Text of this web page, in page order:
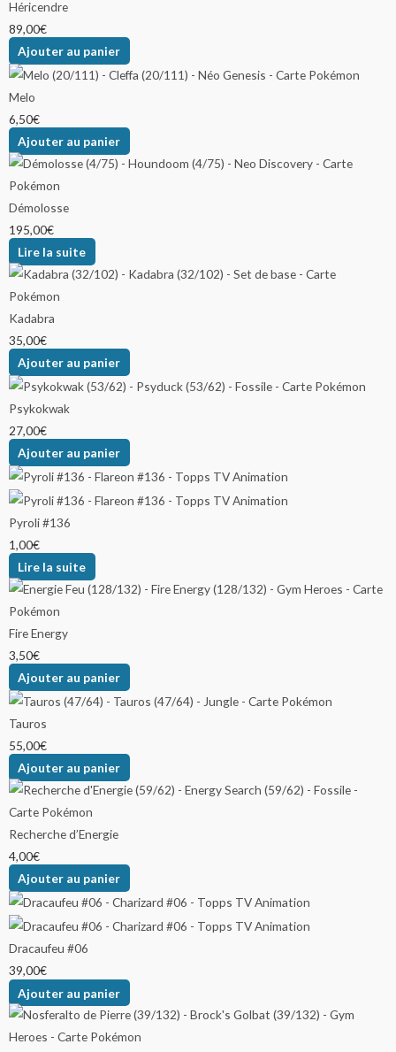
Héricendre
89,00€
Ajouter au panier
Melo
6,50€
Ajouter au panier
Démolosse
195,00€
Lire la suite
Kadabra
35,00€
Ajouter au panier
Psykokwak
27,00€
Ajouter au panier
Pyroli #136
1,00€
Lire la suite
Fire Energy
3,50€
Ajouter au panier
Tauros
55,00€
Ajouter au panier
Recherche d’Energie
4,00€
Ajouter au panier
Dracaufeu #06
39,00€
Ajouter au panier